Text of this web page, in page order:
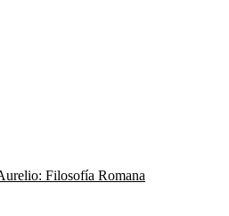
Filosofía Romana